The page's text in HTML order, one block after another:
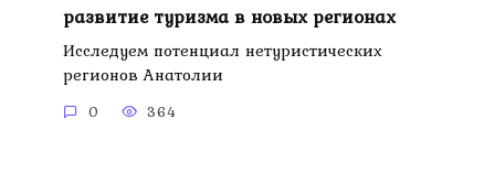
развитие туризма в новых регионах
Исследуем потенциал нетуристических
регионов Анатолии
0 364